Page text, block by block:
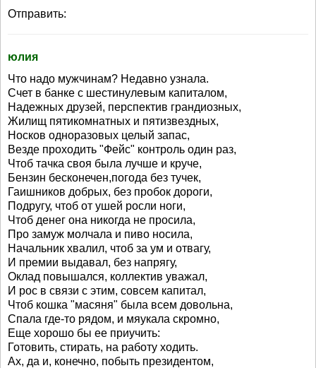
Отправить:
юлия
Что надо мужчинам? Недавно узнала.
Счет в банке с шестинулевым капиталом,
Надежных друзей, перспектив грандиозных,
Жилищ пятикомнатных и пятизвездных,
Носков одноразовых целый запас,
Везде проходить "Фейс" контроль один раз,
Чтоб тачка своя была лучше и круче,
Бензин бесконечен,погода без тучек,
Гаишников добрых, без пробок дороги,
Подругу, чтоб от ушей росли ноги,
Чтоб денег она никогда не просила,
Про замуж молчала и пиво носила,
Начальник хвалил, чтоб за ум и отвагу,
И премии выдавал, без напрягу,
Оклад повышался, коллектив уважал,
И рос в связи с этим, совсем капитал,
Чтоб кошка "масяня" была всем довольна,
Спала где-то рядом, и мяукала скромно,
Еще хорошо бы ее приучить:
Готовить, стирать, на работу ходить.
Ах, да и, конечно, побыть президентом,